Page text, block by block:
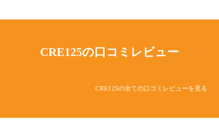
CRE125の 口コミレビュー
CRE125の全ての口コミレビューを見る